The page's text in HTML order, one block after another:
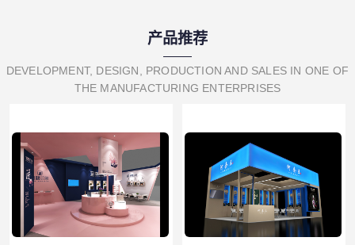
产品推荐
DEVELOPMENT, DESIGN, PRODUCTION AND SALES IN ONE OF
THE MANUFACTURING ENTERPRISES